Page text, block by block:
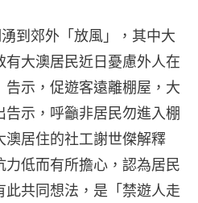
到郊外「放風」，其中大
大澳居民近日憂慮外人在
示，促遊客遠離棚屋，大
示，呼籲非居民勿進入棚
澳居住的社工謝世傑解釋
低而有所擔心，認為居民
此共同想法，是「禁遊人走